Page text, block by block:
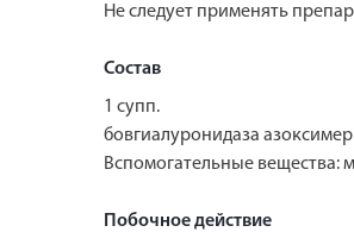
Не следует применять
Состав
1 супп.
бовгиалуронидаза
Вспомогательные вещества:
Побочное действие